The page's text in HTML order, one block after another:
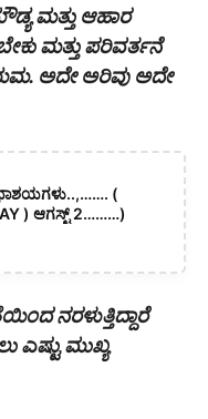
ಮತ್ತು ಆಹಾರ
ಮತ್ತು ಪರಿವರ್ತನೆ
ಅದೇ ಅರಿವು ಅದೇ
(
) ಆಗಸ್ಟ್ 2………)
ನರಳುತ್ತಿದ್ದಾರೆ
ಮುಖ್ಯ